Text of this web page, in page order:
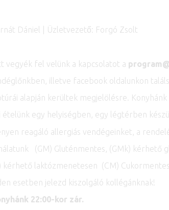
Dániel | Üzletvezető: Forgó Zsolt
vegyék fel velünk a kapcsolatot a program
illetve facebook oldalunkon
alapján kerültek megjelölésre.
egy helyiségben, egy légtérben
reagáló allergiás vendégeinket, a
(GM) Gluténmentes, (GMk) kérhető
kérhető laktózmenetesen (CM) Cukormentes
esetben jelezd kiszolgáló kollégánknak!
22:00-kor zár.